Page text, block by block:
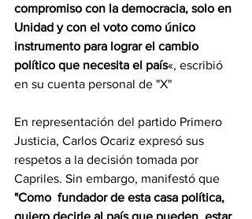
compromiso con la democracia, solo en
Unidad y con el voto como único
instrumento para lograr el cambio
político que necesita el país«, escribió
en su cuenta personal de "X"
En representación del partido Primero
Justicia, Carlos Ocariz expresó sus
respetos a la decisión tomada por
Capriles. Sin embargo, manifestó que
"Como  fundador de esta casa política,
quiero decirle al país que pueden  estar